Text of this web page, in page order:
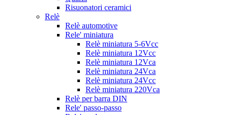
Risuonatori ceramici
Relè
Relè automotive
Rele' miniatura
Relè miniatura 5-6Vcc
Relè miniatura 12Vcc
Relè miniatura 12Vca
Relè miniatura 24Vca
Relè miniatura 24Vcc
Relè miniatura 220Vca
Relè per barra DIN
Rele' passo-passo